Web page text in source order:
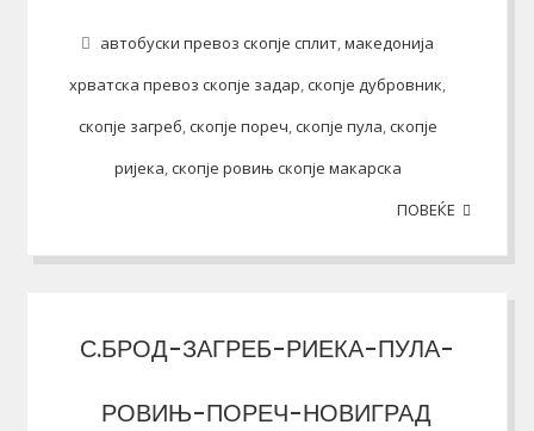
автобуски превоз скопје сплит,македонија
хрватска превоз скопје задар,скопје дубровник,
скопје загреб,скопје пореч,скопје пула,скопје
ријека,скопје ровињ скопје макарска
ПОВЕЌЕ
С.БРОД-ЗАГРЕБ-РИЕКА-ПУЛА-
РОВИЊ-ПОРЕЧ-НОВИГРАД